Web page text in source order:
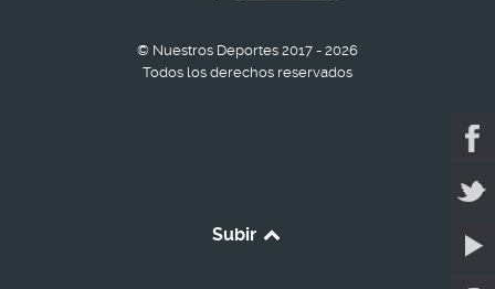
© Nuestros Deportes 2017 - 2026
Todos los derechos reservados
Subir